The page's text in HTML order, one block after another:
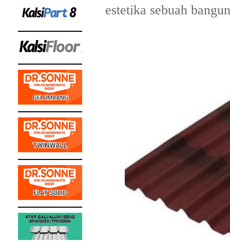
estetika sebuah